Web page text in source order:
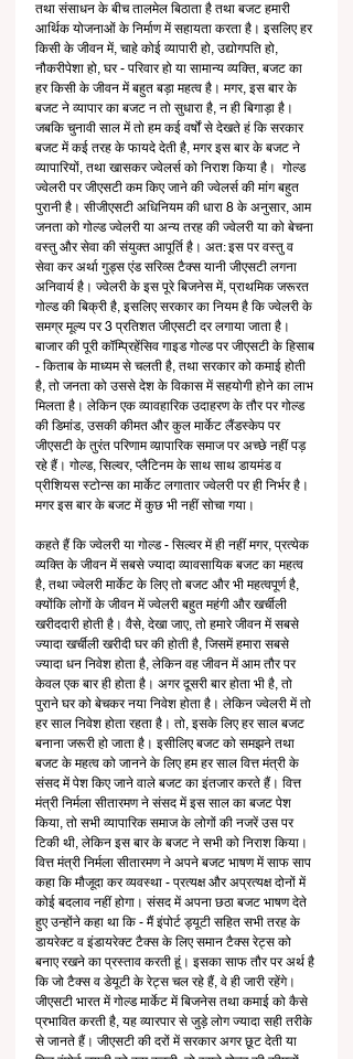
तथा संसाधन के बीच तालमेल बिठाता है तथा बजट हमारी
आर्थिक योजनाओं के निर्माण में सहायता करता है। इसलिए हर
किसी के जीवन में, चाहे कोई व्यापारी हो, उद्योगपति हो,
नौकरीपेशा हो, घर - परिवार हो या सामान्य व्यक्ति, बजट का
हर किसी के जीवन में बहुत बड़ा महत्व है। मगर, इस बार के
बजट ने व्यापार का बजट न तो सुधारा है, न ही बिगाड़ा है।
जबकि चुनावी साल में तो हम कई वर्षों से देखते हं कि सरकार
बजट में कई तरह के फायदे देती है, मगर इस बार के बजट ने
व्यापारियों, तथा खासकर ज्वेलर्स को निराश किया है।  गोल्ड
ज्वेलरी पर जीएसटी कम किए जाने की ज्वेलर्स की मांग बहुत
पुरानी है। सीजीएसटी अधिनियम की धारा 8 के अनुसार, आम
जनता को गोल्ड ज्वेलरी या अन्य तरह की ज्वेलरी या को बेचना
वस्तु और सेवा की संयुक्त आपूर्ति है। अत: इस पर वस्तु व
सेवा कर अर्था गुड्स एंड सरिव्स टैक्स यानी जीएसटी लगना
अनिवार्य है। ज्वेलरी के इस पूरे बिजनेस में, प्राथमिक जरूरत
गोल्ड की बिक्री है, इसलिए सरकार का नियम है कि ज्वेलरी के
समग्र मूल्य पर 3 प्रतिशत जीएसटी दर लगाया जाता है।
बाजार की पूरी कॉम्प्रिहेंसिव गाइड गोल्ड पर जीएसटी के हिसाब
- किताब के माध्यम से चलती है, तथा सरकार को कमाई होती
है, तो जनता को उससे देश के विकास में सहयोगी होने का लाभ
मिलता है। लेकिन एक व्यावहारिक उदाहरण के तौर पर गोल्ड
की डिमांड, उसकी कीमत और कुल मार्केट लैंडस्केप पर
जीएसटी के तुरंत परिणाम व्य़ापारिक समाज पर अच्छे नहीं पड़
रहे हैं। गोल्ड, सिल्वर, प्लैटिनम के साथ साथ डायमंड व
प्रीशियस स्टोन्स का मार्केट लगातार ज्वेलरी पर ही निर्भर है।
मगर इस बार के बजट में कुछ भी नहीं सोचा गया।
कहते हैं कि ज्वेलरी या गोल्ड - सिल्वर में ही नहीं मगर, प्रत्येक
व्यक्ति के जीवन में सबसे ज्यादा व्यावसायिक बजट का महत्व
है, तथा ज्वेलरी मार्केट के लिए तो बजट और भी महत्वपूर्ण है,
क्योंकि लोगों के जीवन में ज्वेलरी बहुत महंगी और खर्चीली
खरीददारी होती है। वैसे, देखा जाए, तो हमारे जीवन में सबसे
ज्यादा खर्चीली खरीदी घर की होती है, जिसमें हमारा सबसे
ज्यादा धन निवेश होता है, लेकिन वह जीवन में आम तौर पर
केवल एक बार ही होता है। अगर दूसरी बार होता भी है, तो
पुराने घर को बेचकर नया निवेश होता है। लेकिन ज्वेलरी में तो
हर साल निवेश होता रहता है। तो, इसके लिए हर साल बजट
बनाना जरूरी हो जाता है। इसीलिए बजट को समझने तथा
बजट के महत्व को जानने के लिए हम हर साल वित्त मंत्री के
संसद में पेश किए जाने वाले बजट का इंतजार करते हैं। वित्त
मंत्री निर्मला सीतारमण ने संसद में इस साल का बजट पेश
किया, तो सभी व्यापारिक समाज के लोगों की नजरें उस पर
टिकी थी, लेकिन इस बार के बजट ने सभी को निराश किया।
वित्त मंत्री निर्मला सीतारमण ने अपने बजट भाषण में साफ साप
कहा कि मौजूदा कर व्यवस्था - प्रत्यक्ष और अप्रत्यक्ष दोनों में
कोई बदलाव नहीं होगा। संसद में अपना छठा बजट भाषण देते
हुए उन्होंने कहा था कि - मैं इंपोर्ट ड्यूटी सहित सभी तरह के
डायरेक्ट व इंडायरेक्ट टैक्स के लिए समान टैक्स रेट्स को
बनाए रखने का प्रस्ताव करती हूं। इसका साफ तौर पर अर्थ है
कि जो टैक्स व डेयूटी के रेट्स चल रहे हैं, वे ही जारी रहेंगे।
जीएसटी भारत में गोल्ड मार्केट में बिजनेस तथा कमाई को कैसे
प्रभावित करती है, यह व्यारपार से जुड़े लोग ज्यादा सही तरीके
से जानते हैं। जीएसटी की दरों में सरकार अगर छूट देती या